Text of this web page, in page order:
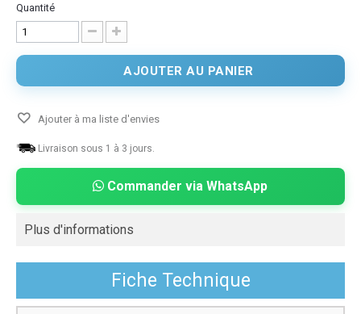
Quantité
AJOUTER AU PANIER
Ajouter à ma liste d'envies
Livraison sous 1 à 3 jours.
Commander via WhatsApp
Plus d'informations
Fiche Technique